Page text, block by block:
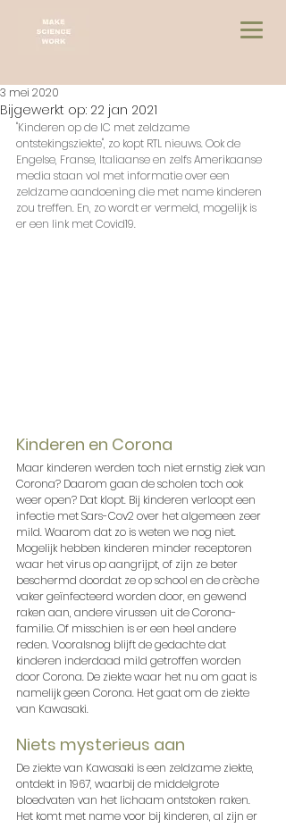
3 mei 2020
Bijgewerkt op: 22 jan 2021
"Kinderen op de IC met zeldzame
ontstekingsziekte", zo kopt RTL nieuws. Ook de
Engelse, Franse, Italiaanse en zelfs Amerikaanse
media staan vol met informatie over een
zeldzame aandoening die met name kinderen
zou treffen. En, zo wordt er vermeld, mogelijk is
er een link met Covid19.
Kinderen en Corona
Maar kinderen werden toch niet ernstig ziek van
Corona? Daarom gaan de scholen toch ook
weer open? Dat klopt. Bij kinderen verloopt een
infectie met Sars-Cov2 over het algemeen zeer
mild. Waarom dat zo is weten we nog niet.
Mogelijk hebben kinderen minder receptoren
waar het virus op aangrijpt, of zijn ze beter
beschermd doordat ze op school en de crèche
vaker geïnfecteerd worden door, en gewend
raken aan, andere virussen uit de Corona-
familie. Of misschien is er een heel andere
reden. Vooralsnog blijft de gedachte dat
kinderen inderdaad mild getroffen worden
door Corona. De ziekte waar het nu om gaat is
namelijk geen Corona. Het gaat om de ziekte
van Kawasaki.
Niets mysterieus aan
De ziekte van Kawasaki is een zeldzame ziekte,
ontdekt in 1967, waarbij de middelgrote
bloedvaten van het lichaam ontstoken raken.
Het komt met name voor bij kinderen, al zijn er